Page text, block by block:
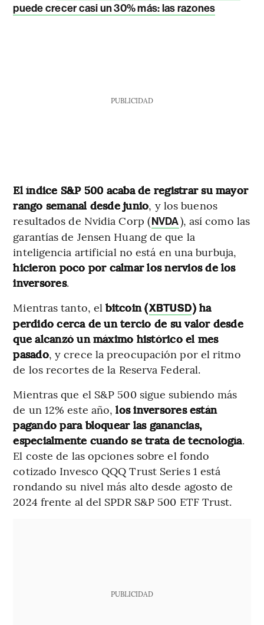
puede crecer casi un 30% más: las razones
PUBLICIDAD
El índice S&P 500 acaba de registrar su mayor
rango semanal desde junio, y los buenos
resultados de Nvidia Corp (NVDA), así como las
garantías de Jensen Huang de que la
inteligencia artificial no está en una burbuja,
hicieron poco por calmar los nervios de los
inversores.
Mientras tanto, el bitcoin (XBTUSD) ha
perdido cerca de un tercio de su valor desde
que alcanzó un máximo histórico el mes
pasado, y crece la preocupación por el ritmo
de los recortes de la Reserva Federal.
Mientras que el S&P 500 sigue subiendo más
de un 12% este año,los inversores están
pagando para bloquear las ganancias,
especialmente cuando se trata de tecnología.
El coste de las opciones sobre el fondo
cotizado Invesco QQQ Trust Series 1 está
rondando su nivel más alto desde agosto de
2024 frente al del SPDR S&P 500 ETF Trust.
PUBLICIDAD